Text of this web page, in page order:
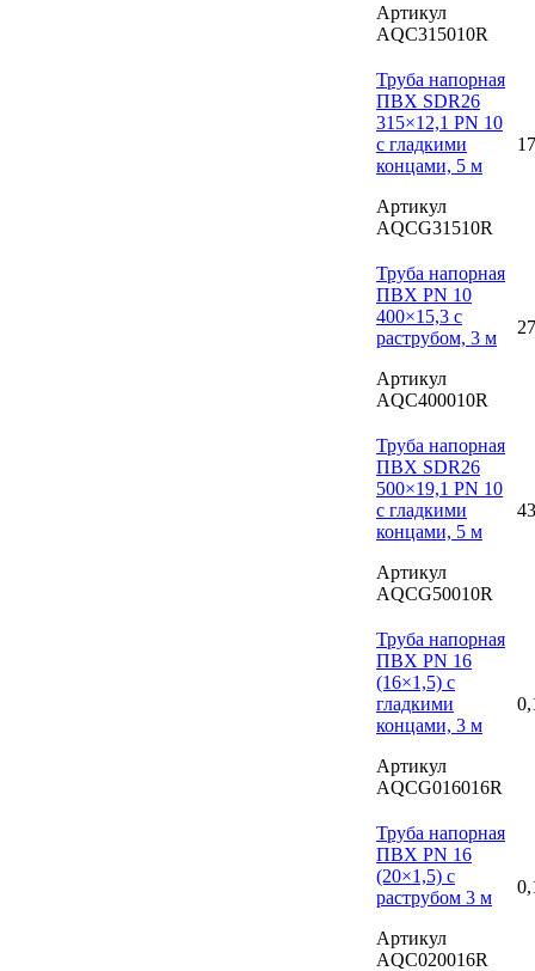
Артикул
AQC315010R
Труба напорная
ПВХ SDR26
315×12,1 PN 10
с гладкими
концами, 5 м
Артикул
AQCG31510R
Труба напорная
ПВХ PN 10
400×15,3 с
раструбом, 3 м
Артикул
AQC400010R
Труба напорная
ПВХ SDR26
500×19,1 PN 10
с гладкими
концами, 5 м
Артикул
AQCG50010R
Труба напорная
ПВХ PN 16
(16×1,5) с
гладкими
концами, 3 м
Артикул
AQCG016016R
Труба напорная
ПВХ PN 16
(20×1,5) с
раструбом 3 м
Артикул
AQC020016R